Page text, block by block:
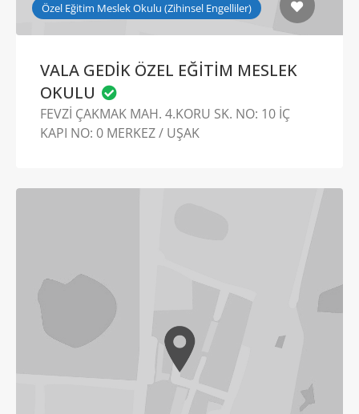
Özel Eğitim Meslek Okulu (Zihinsel Engelliler)
VALA GEDİK ÖZEL EĞİTİM MESLEK
OKULU
FEVZİ ÇAKMAK MAH. 4.KORU SK. NO: 10 İÇ
KAPI NO: 0 MERKEZ / UŞAK